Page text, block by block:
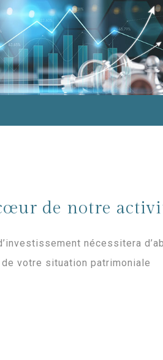
de notre
nécessitera
de votre situation patrimoniale